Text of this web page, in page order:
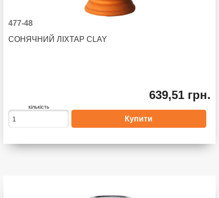
477-48
СОНЯЧНИЙ ЛІХТАР CLAY
639,51 грн.
кількість